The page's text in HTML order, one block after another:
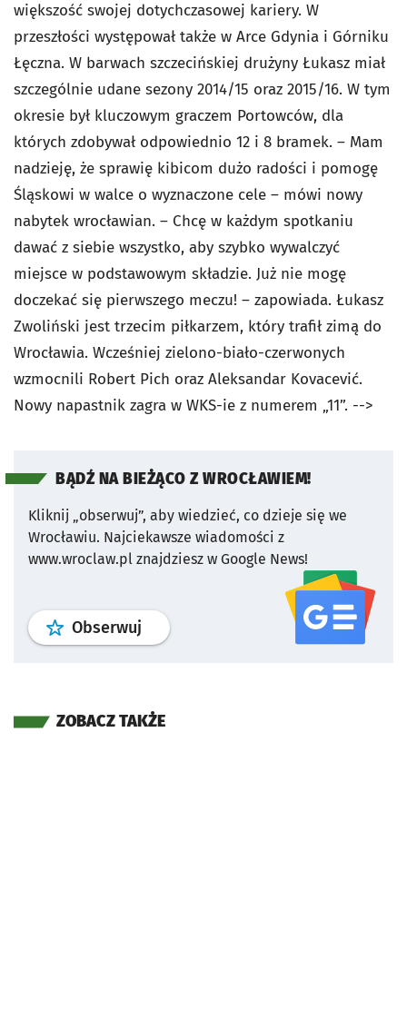
większość swojej dotychczasowej kariery. W
przeszłości występował także w Arce Gdynia i Górniku
Łęczna. W barwach szczecińskiej drużyny Łukasz miał
szczególnie udane sezony 2014/15 oraz 2015/16. W tym
okresie był kluczowym graczem Portowców, dla
których zdobywał odpowiednio 12 i 8 bramek. – Mam
nadzieję, że sprawię kibicom dużo radości i pomogę
Śląskowi w walce o wyznaczone cele – mówi nowy
nabytek wrocławian. – Chcę w każdym spotkaniu
dawać z siebie wszystko, aby szybko wywalczyć
miejsce w podstawowym składzie. Już nie mogę
doczekać się pierwszego meczu! – zapowiada. Łukasz
Zwoliński jest trzecim piłkarzem, który trafił zimą do
Wrocławia. Wcześniej zielono-biało-czerwonych
wzmocnili Robert Pich oraz Aleksandar Kovacević.
Nowy napastnik zagra w WKS-ie z numerem „11”. -->
BĄDŹ NA BIEŻĄCO Z WROCŁAWIEM!
Kliknij „obserwuj”, aby wiedzieć, co dzieje się we
Wrocławiu. Najciekawsze wiadomości z
www.wroclaw.pl znajdziesz w Google News!
Obserwuj profil serwisu
ZOBACZ TAKŻE